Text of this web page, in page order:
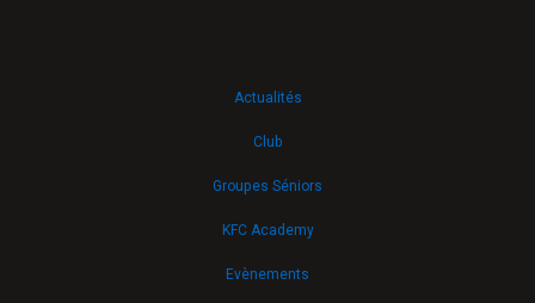
Actualités
Club
Groupes Séniors
KFC Academy
Evènements